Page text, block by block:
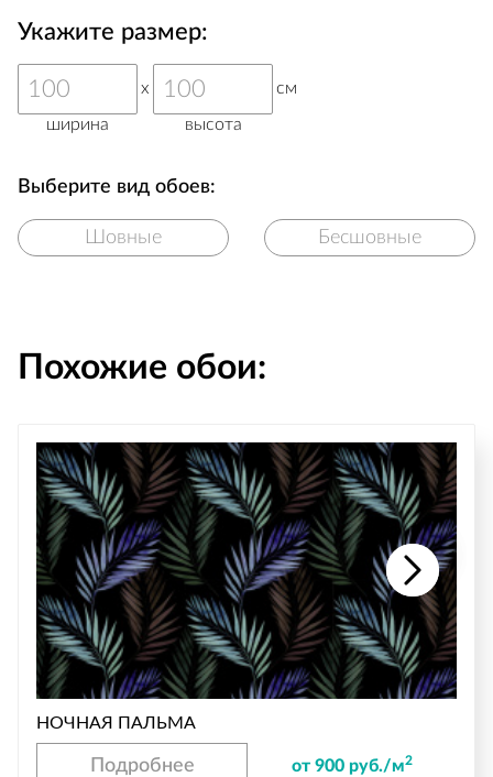
Укажите размер:
ширина
x
высота
см
Выберите вид обоев:
Шовные Бесшовные
Похожие обои:
НОЧНАЯ ПАЛЬМА
Подробнее от 900 руб./м2